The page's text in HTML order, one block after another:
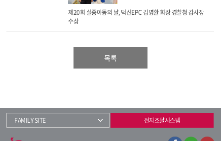
제20회 실종아동의 날, 덕신EPC 김명환 회장 경찰청 감사장
수상
목록
FAMILY SITE 전자조달시스템